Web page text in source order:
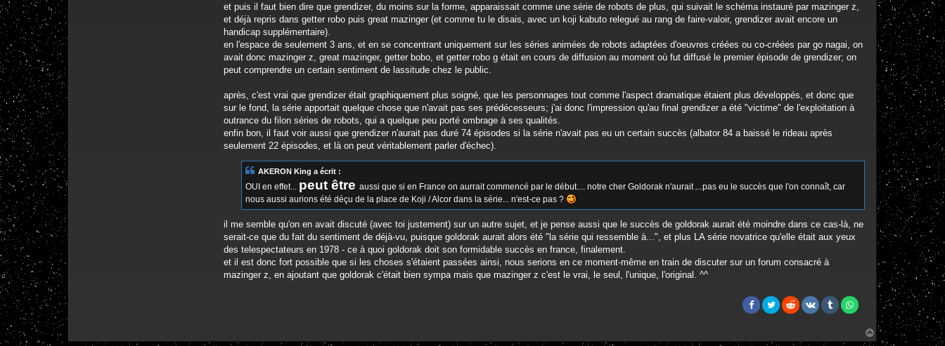
et puis il faut bien dire que grendizer, du moins sur la forme, apparaissait comme une série de robots de plus, qui suivait le schéma instauré par mazinger z,
et déjà repris dans getter robo puis great mazinger (et comme tu le disais, avec un koji kabuto relegué au rang de faire-valoir, grendizer avait encore un
handicap supplémentaire).
en l'espace de seulement 3 ans, et en se concentrant uniquement sur les séries animées de robots adaptées d'oeuvres créées ou co-créées par go nagai, on
avait donc mazinger z, great mazinger, getter bobo, et getter robo g était en cours de diffusion au moment où fut diffusé le premier épisode de grendizer; on
peut comprendre un certain sentiment de lassitude chez le public.
après, c'est vrai que grendizer était graphiquement plus soigné, que les personnages tout comme l'aspect dramatique étaient plus développés, et donc que
sur le fond, la série apportait quelque chose que n'avait pas ses prédécesseurs; j'ai donc l'impression qu'au final grendizer a été "victime" de l'exploitation à
outrance du filon séries de robots, qui a quelque peu porté ombrage à ses qualités.
enfin bon, il faut voir aussi que grendizer n'aurait pas duré 74 épisodes si la série n'avait pas eu un certain succès (albator 84 a baissé le rideau après
seulement 22 épisodes, et là on peut véritablement parler d'échec).
AKERON King a écrit :
OUI en effet... peut être aussi que si en France on aurrait commencé par le début.... notre cher Goldorak n'aurait
pas eu le succès que l'on connaît, car
nous aussi aurions été déçu de la place de Koji / Alcor dans la série... n'est-ce pas ?
il me semble qu'on en avait discuté (avec toi justement) sur un autre sujet, et je pense aussi que le succès de goldorak aurait été moindre dans ce cas-là, ne
serait-ce que du fait du sentiment de déjà-vu, puisque goldorak aurait alors été "la série qui ressemble à...", et plus LA série novatrice qu'elle était aux yeux
des telespectateurs en 1978 - ce à quoi goldorak doit son formidable succès en france, finalement.
et il est donc fort possible que si les choses s'étaient passées ainsi, nous serions en ce moment-même en train de discuter sur un forum consacré à
mazinger z, en ajoutant que goldorak c'était bien sympa mais que mazinger z c'est le vrai, le seul, l'unique, l'original. ^^
H